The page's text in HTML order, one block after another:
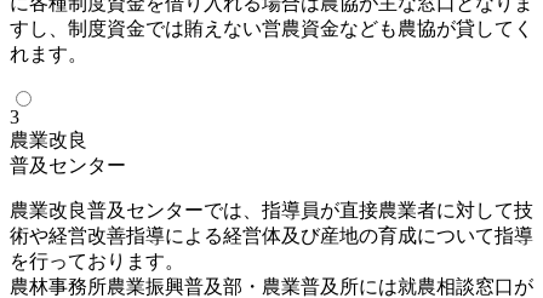
すし、制度資金では賄えない営農資金なども農協が貸してく
れます。
3
農業改良
普及センター
農業改良普及センターでは、指導員が直接農業者に対して技
術や経営改善指導による経営体及び産地の育成について指導
を行っております。
農林事務所農業振興普及部・農業普及所には就農相談窓口が